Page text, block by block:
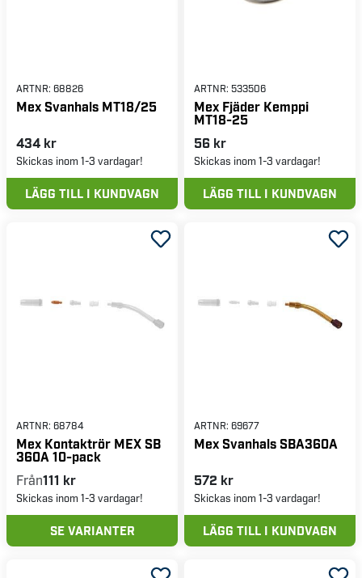
ARTNR: 68826
Mex Svanhals MT18/25
434 kr
Skickas inom 1-3 vardagar!
LÄGG TILL I KUNDVAGN
ARTNR: 533506
Mex Fjäder Kemppi
MT18-25
56 kr
Skickas inom 1-3 vardagar!
LÄGG TILL I KUNDVAGN
ARTNR: 68784
Mex Kontaktrör MEX SB
360A 10-pack
Från111 kr
Skickas inom 1-3 vardagar!
SE VARIANTER
ARTNR: 69677
Mex Svanhals SBA360A
572 kr
Skickas inom 1-3 vardagar!
LÄGG TILL I KUNDVAGN